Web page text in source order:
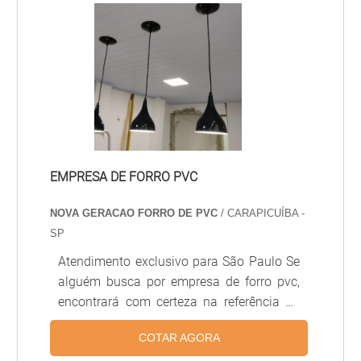
sistemas de iluminação e climatização,
sendo amplamente usado em escritórios,
hospitais, lojas e ambientes comerciais.
EMPRESA DE FORRO PVC
NOVA GERACAO FORRO DE PVC / CARAPICUÍBA -
SP
Atendimento exclusivo para São Paulo Se
alguém busca por empresa de forro pvc,
encontrará com certeza na referência do
mercado Nova Geração forros PVC.
Solicitando um orçamento na melhor
COTAR AGORA